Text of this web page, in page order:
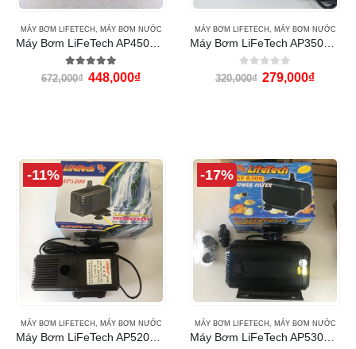
MÁY BƠM LIFETECH MÁY BƠM NƯỚC
5.00 out of 5
672,000₫ 448,000₫
MÁY BƠM LIFETECH MÁY BƠM NƯỚC
0out of 5
320,000₫ 279,000₫
-11%
MÁY BƠM LIFETECH MÁY BƠM NƯỚC
-17%
MÁY BƠM LIFETECH MÁY BƠM NƯỚC